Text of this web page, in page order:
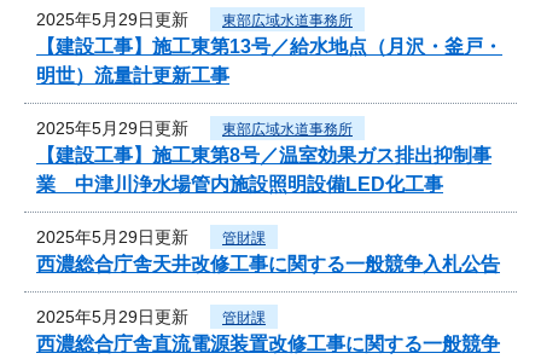
2025年5月29日更新 東部広域水道事務所
【建設工事】施工東第13号／給水地点（月沢・釜戸・
明世）流量計更新工事
2025年5月29日更新 東部広域水道事務所
【建設工事】施工東第8号／温室効果ガス排出抑制事
業 中津川浄水場管内施設照明設備LED化工事
2025年5月29日更新 管財課
西濃総合庁舎天井改修工事に関する一般競争入札公告
2025年5月29日更新 管財課
西濃総合庁舎直流電源装置改修工事に関する一般競争